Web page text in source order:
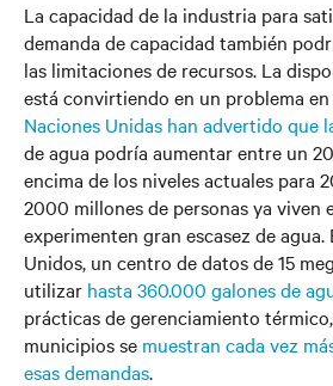
La capacidad de la industria para
demanda de capacidad también
las limitaciones de recursos. La
está convirtiendo en un problema
Naciones Unidas han advertido que
de agua podría aumentar entre un
encima de los niveles actuales para
2000 millones de personas ya viven
experimenten gran escasez de agua.
Unidos, un centro de datos de 15
utilizar hasta 360.000 galones de
prácticas de gerenciamiento
municipios se muestran cada vez
esas demandas.